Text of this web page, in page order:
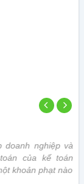
doanh nghiệp và
của kế toán
khoản phạt nào